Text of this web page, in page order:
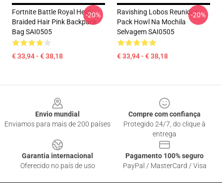
Fortnite Battle Royal Heidi
Braided Hair Pink Backpack
Bag SAI0505
€ 33,94 - € 38,18
-20%
Ravishing Lobos Reunidos
Pack Howl Na Mochila
Selvagem SAI0505
€ 33,94 - € 38,18
-20%
Envio mundial
Enviamos para mais de 200 países
Compre com confiança
Protegido 24/7, do clique à
entrega
Garantia internacional
Oferecido no país de uso
Pagamento 100% seguro
PayPal / MasterCard / Visa